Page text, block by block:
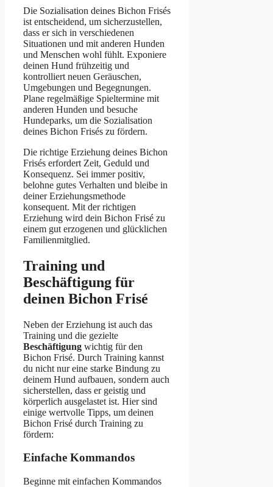
Die Sozialisation deines Bichon Frisés
ist entscheidend, um sicherzustellen,
dass er sich in verschiedenen
Situationen und mit anderen Hunden
und Menschen wohl fühlt. Exponiere
deinen Hund frühzeitig und
kontrolliert neuen Geräuschen,
Umgebungen und Begegnungen.
Plane regelmäßige Spieltermine mit
anderen Hunden und besuche
Hundeparks, um die Sozialisation
deines Bichon Frisés zu fördern.
Die richtige Erziehung deines Bichon
Frisés erfordert Zeit, Geduld und
Konsequenz. Sei immer positiv,
belohne gutes Verhalten und bleibe in
deiner Erziehungsmethode
konsequent. Mit der richtigen
Erziehung wird dein Bichon Frisé zu
einem gut erzogenen und glücklichen
Familienmitglied.
Training und
Beschäftigung für
deinen Bichon Frisé
Neben der Erziehung ist auch das
Training und die gezielte
Beschäftigung wichtig für den
Bichon Frisé. Durch Training kannst
du nicht nur eine starke Bindung zu
deinem Hund aufbauen, sondern auch
sicherstellen, dass er geistig und
körperlich ausgelastet ist. Hier sind
einige wertvolle Tipps, um deinen
Bichon Frisé durch Training zu
fördern:
Einfache Kommandos
Beginne mit einfachen Kommandos